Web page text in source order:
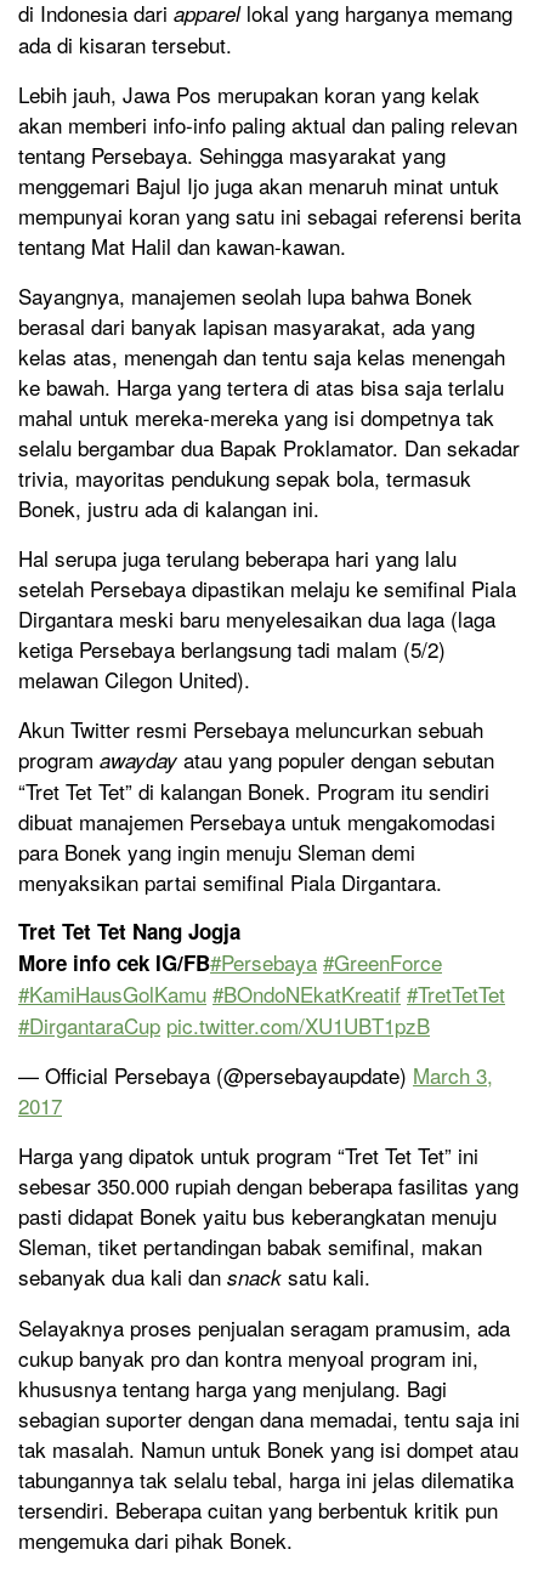
di Indonesia dari apparellokal yang harganya memang
ada di kisaran tersebut.
Lebih jauh, Jawa Pos merupakan koran yang kelak
akan memberi info-info paling aktual dan paling relevan
tentang Persebaya. Sehingga masyarakat yang
menggemari Bajul Ijo juga akan menaruh minat untuk
mempunyai koran yang satu ini sebagai referensi berita
tentang Mat Halil dan kawan-kawan.
Sayangnya, manajemen seolah lupa bahwa Bonek
berasal dari banyak lapisan masyarakat, ada yang
kelas atas, menengah dan tentu saja kelas menengah
ke bawah. Harga yang tertera di atas bisa saja terlalu
mahal untuk mereka-mereka yang isi dompetnya tak
selalu bergambar dua Bapak Proklamator. Dan sekadar
trivia, mayoritas pendukung sepak bola, termasuk
Bonek, justru ada di kalangan ini.
Hal serupa juga terulang beberapa hari yang lalu
setelah Persebaya dipastikan melaju ke semifinal Piala
Dirgantara meski baru menyelesaikan dua laga (laga
ketiga Persebaya berlangsung tadi malam (5/2)
melawan Cilegon United).
Akun Twitter resmi Persebaya meluncurkan sebuah
program awayday atau yang populer dengan sebutan
“Tret Tet Tet” di kalangan Bonek. Program itu sendiri
dibuat manajemen Persebaya untuk mengakomodasi
para Bonek yang ingin menuju Sleman demi
menyaksikan partai semifinal Piala Dirgantara.
Tret Tet Tet Nang Jogja
More info cek IG/FB#Persebaya #GreenForce
#KamiHausGolKamu #BOndoNEkatKreatif #TretTetTet
#DirgantaraCup pic.twitter.com/XU1UBT1pzB
— Official Persebaya (@persebayaupdate) March 3,
2017
Harga yang dipatok untuk program “Tret Tet Tet” ini
sebesar 350.000 rupiah dengan beberapa fasilitas yang
pasti didapat Bonek yaitu bus keberangkatan menuju
Sleman, tiket pertandingan babak semifinal, makan
sebanyak dua kali dan snack satu kali.
Selayaknya proses penjualan seragam pramusim, ada
cukup banyak pro dan kontra menyoal program ini,
khususnya tentang harga yang menjulang. Bagi
sebagian suporter dengan dana memadai, tentu saja ini
tak masalah. Namun untuk Bonek yang isi dompet atau
tabungannya tak selalu tebal, harga ini jelas dilematika
tersendiri. Beberapa cuitan yang berbentuk kritik pun
mengemuka dari pihak Bonek.